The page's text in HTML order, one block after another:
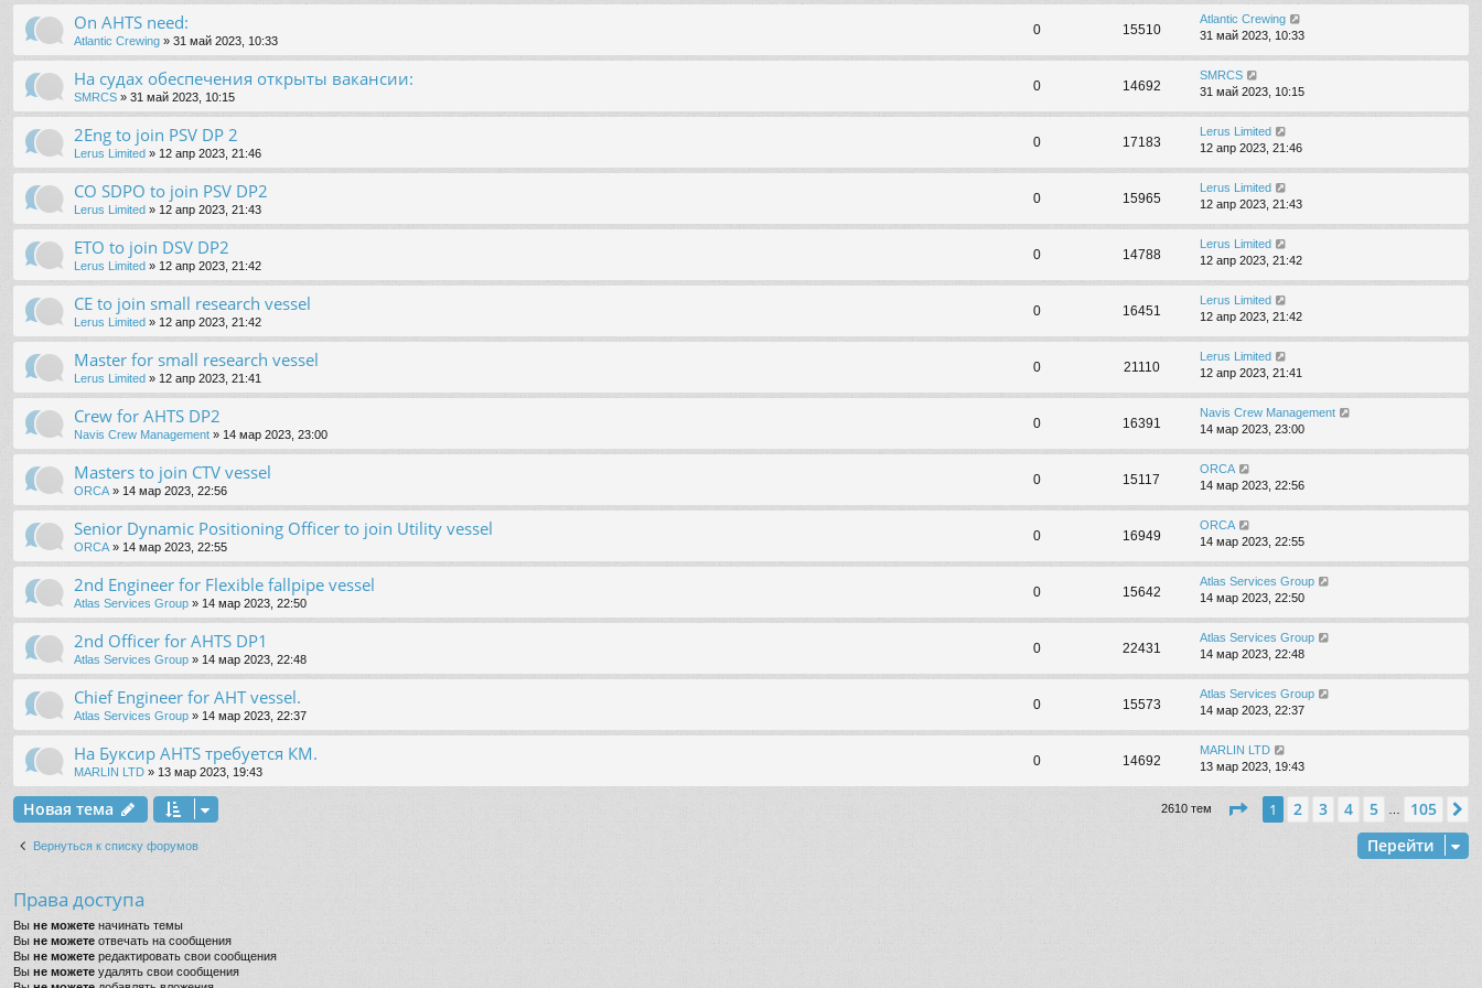
On AHTS need:
Atlantic Crewing » 31 май 2023, 10:33
0 15510
Atlantic Crewing
31 май 2023, 10:33
На судах обеспечения открыты вакансии:
SMRCS » 31 май 2023, 10:15
0 14692
SMRCS
31 май 2023, 10:15
2Eng to join PSV DP 2
Lerus Limited » 12 апр 2023, 21:46
0 17183
Lerus Limited
12 апр 2023, 21:46
CO SDPO to join PSV DP2
Lerus Limited » 12 апр 2023, 21:43
0 15965
Lerus Limited
12 апр 2023, 21:43
ETO to join DSV DP2
Lerus Limited » 12 апр 2023, 21:42
0 14788
Lerus Limited
12 апр 2023, 21:42
CE to join small research vessel
Lerus Limited » 12 апр 2023, 21:42
0 16451
Lerus Limited
12 апр 2023, 21:42
Master for small research vessel
Lerus Limited » 12 апр 2023, 21:41
0 21110
Lerus Limited
12 апр 2023, 21:41
Crew for AHTS DP2
Navis Crew Management » 14 мар 2023, 23:00
0 16391
Navis Crew Management
14 мар 2023, 23:00
Masters to join CTV vessel
ORCA» 14 мар 2023, 22:56
0 15117
ORCA
14 мар 2023, 22:56
Senior Dynamic Positioning Officer to join Utility vessel
ORCA» 14 мар 2023, 22:55
0 16949
ORCA
14 мар 2023, 22:55
2nd Engineer for Flexible fallpipe vessel
Atlas Services Group » 14 мар 2023, 22:50
0 15642
Atlas Services Group
14 мар 2023, 22:50
2nd Officer for AHTS DP1
Atlas Services Group » 14 мар 2023, 22:48
0 22431
Atlas Services Group
14 мар 2023, 22:48
Chief Engineer for AHT vessel.
Atlas Services Group » 14 мар 2023, 22:37
0 15573
Atlas Services Group
14 мар 2023, 22:37
На Буксир AHTS требуется КМ.
MARLIN LTD » 13 мар 2023, 19:43
0 14692
MARLIN LTD
13 мар 2023, 19:43
Новая тема 2610 тем Страница из 105
1 2 3 4 5 … 105
Вернуться к списку форумов Перейти
Права доступа
Вы не можете начинать темы
Вы не можете отвечать на сообщения
Вы не можете редактировать свои сообщения
Вы не можете удалять свои сообщения